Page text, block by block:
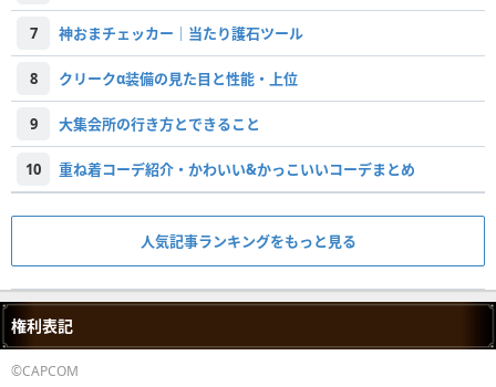
7 神おまチェッカー｜当たり護石ツール
8 クリークα装備の見た目と性能・上位
9 大集会所の行き方とできること
10 重ね着コーデ紹介・かわいい&かっこいいコーデまとめ
人気記事ランキングをもっと見る
権利表記
©CAPCOM